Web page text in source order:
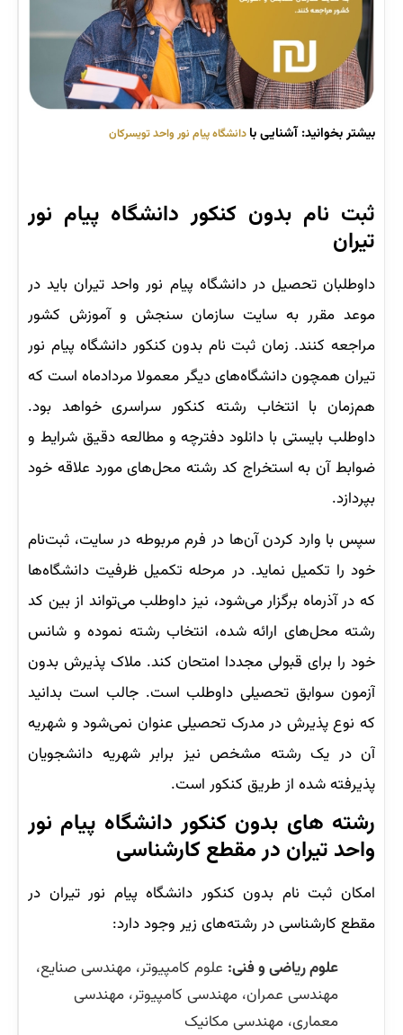
بیشتر بخوانید: آشنایی با دانشگاه پیام نور واحد تویسرکان
ثبت نام بدون کنکور دانشگاه پیام نور
تیران
داوطلبان تحصیل در دانشگاه پیام نور واحد تیران باید در
موعد مقرر به سایت سازمان سنجش و آموزش کشور
مراجعه کنند. زمان ثبت ‌نام بدون کنکور دانشگاه پیام نور
تیران همچون دانشگاه‌های دیگر معمولا مردادماه است که
هم‌زمان با انتخاب رشته کنکور سراسری خواهد بود.
داوطلب بایستی با دانلود دفترچه و مطالعه دقیق شرایط و
ضوابط آن به استخراج کد رشته محل‌های مورد علاقه خود
بپردازد.
سپس با وارد کردن آن‌ها در فرم مربوطه در سایت، ثبت‌نام
خود را تکمیل نماید. در مرحله تکمیل ظرفیت دانشگاه‌ها
که در آذرماه برگزار می‌شود، نیز داوطلب می‌تواند از بین کد
رشته محل‌های ارائه شده، انتخاب رشته نموده و شانس
خود را برای قبولی مجددا امتحان کند. ملاک پذیرش بدون
آزمون سوابق تحصیلی داوطلب است. جالب است بدانید
که نوع پذیرش در مدرک تحصیلی عنوان نمی‌شود و شهریه
آن در یک رشته مشخص نیز برابر شهریه دانشجویان
پذیرفته شده از طریق کنکور است.
رشته های بدون کنکور دانشگاه پیام نور
واحد تیران در مقطع کارشناسی
امکان ثبت نام بدون کنکور دانشگاه پیام نور تیران در
مقطع کارشناسی در رشته‌های زیر وجود دارد:
علوم ریاضی و فنی: علوم کامپیوتر، مهندسی صنایع،
مهندسی عمران، مهندسی کامپیوتر، مهندسی
معماری، مهندسی مکانیک